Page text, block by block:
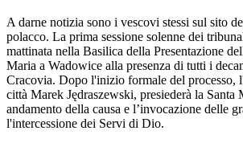
A darne notizia sono i vescovi stessi sul sito
polacco. La prima sessione solenne dei
mattinata nella Basilica della Presentazione
Maria a Wadowice alla presenza di tutti i
Cracovia. Dopo l'inizio formale del processo,
città Marek Jędraszewski, presiederà la Santa
andamento della causa e l’invocazione delle
l'intercessione dei Servi di Dio.